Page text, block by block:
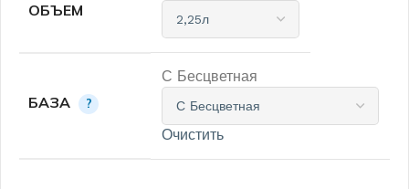
ОБЪЕМ
БАЗА ?
С Бесцветная
Очистить